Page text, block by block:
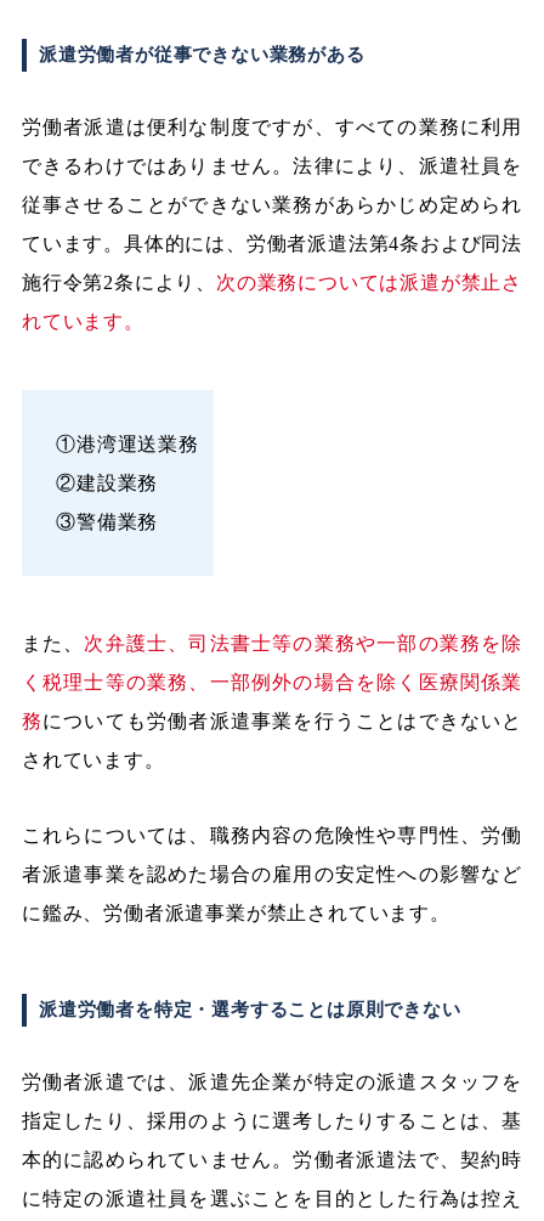
派遣労働者が従事できない業務がある
労働者派遣は便利な制度ですが、すべての業務に利用
できるわけではありません。法律により、派遣社員を
従事させることができない業務があらかじめ定められ
ています。具体的には、労働者派遣法第4条および同法
施行令第2条により、 次の業務については派遣が禁止さ
れています。
①港湾運送業務
②建設業務
③警備業務
また、 次弁護士、司法書士等の業務や一部の業務を除
く税理士等の業務、一部例外の場合を除く医療関係業
務についても労働者派遣事業を行うことはできないと
されています。
これらについては、職務内容の危険性や専門性、労働
者派遣事業を認めた場合の雇用の安定性への影響など
に鑑み、労働者派遣事業が禁止されています。
派遣労働者を特定・選考することは原則できない
労働者派遣では、派遣先企業が特定の派遣スタッフを
指定したり、採用のように選考したりすることは、基
本的に認められていません。労働者派遣法で、契約時
に特定の派遣社員を選ぶことを目的とした行為は控え